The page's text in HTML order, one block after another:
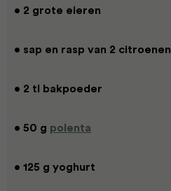
• 2 grote eieren
• sap en rasp van 2 citroenen
• 2 tl bakpoeder
• 50 g polenta
• 125 g yoghurt